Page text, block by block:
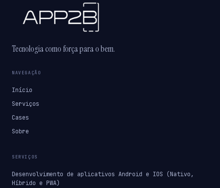
Tecnologia como força para o bem.
NAVEGAÇÃO
Início
Serviços
Cases
Sobre
SERVIÇOS
Desenvolvimento de aplicativos Android e IOS (Nativo,
Híbrido e PWA)